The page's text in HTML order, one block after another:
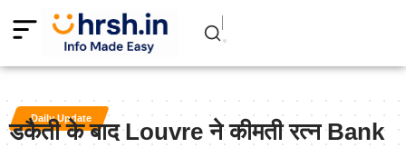
Daily Update
डकैती के बाद Louvre ने कीमती रत्न Bank